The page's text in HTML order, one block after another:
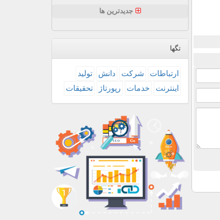
جدیدترین ها
تگها
ارتباطات شركت دانش
تولید
اینترنت
خدمات رپورتاژ تحقیقات